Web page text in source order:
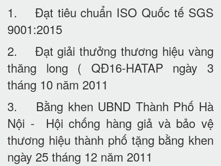
1. Đạt tiêu chuẩn ISO Quốc tế SGS
9001:2015
2. Đạt giải thưởng thương hiệu vàng
thăng long ( QĐ16-HATAP ngày 3
tháng 10 năm 2011
3. Bằng khen UBND Thành Phố Hà
Nội - Hội chống hàng giả và bảo vệ
thương hiệu thành phố tặng bằng khen
ngày 25 tháng 12 năm 2011